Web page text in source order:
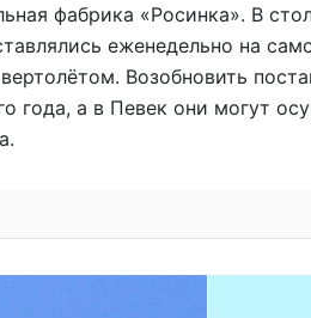
фабрика «Росинка». В
еженедельно на
Возобновить
года, а в Певек они могут